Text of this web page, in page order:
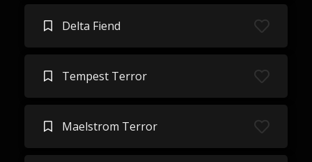
Delta Fiend
Tempest Terror
Maelstrom Terror